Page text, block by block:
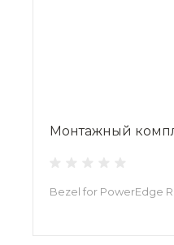
Монтажный
Bezel for PowerEdge